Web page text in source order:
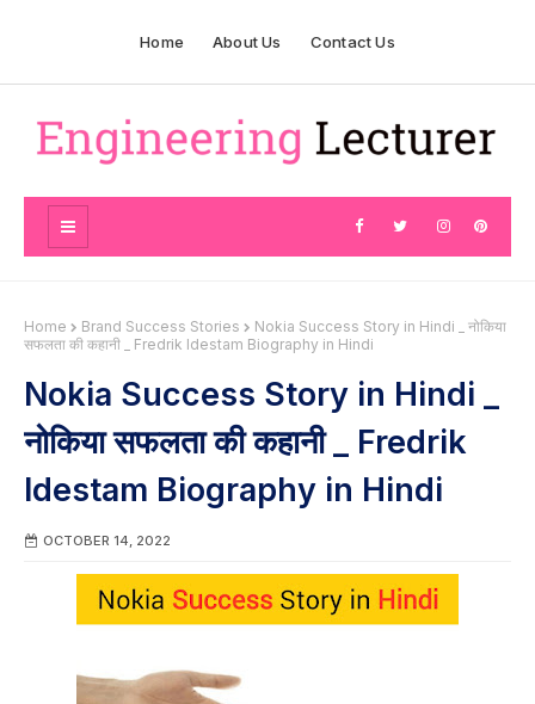
Home About Us Contact Us
Home Brand Success Stories
Nokia Success Story in Hindi _ नोकिया
सफलता की कहानी _ Fredrik Idestam Biography in Hindi
Nokia Success Story in Hindi _
नोकिया सफलता की कहानी _ Fredrik
Idestam Biography in Hindi
OCTOBER 14, 2022